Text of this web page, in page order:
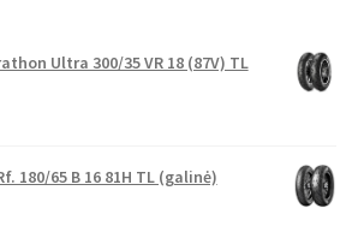
Ultra 300/35 VR 18 (87V) TL
180/65 B 16 81H TL (galinė)